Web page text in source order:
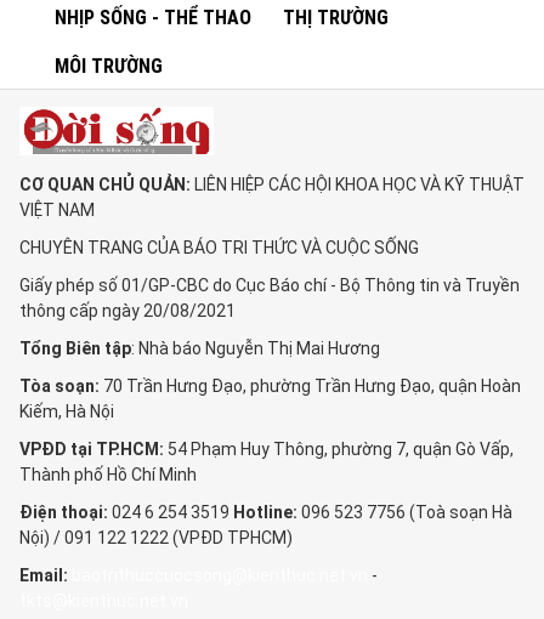
NHỊP SỐNG - THỂ THAO THỊ TRƯỜNG
MÔI TRƯỜNG
CƠ QUAN CHỦ QUẢN: LIÊN HIỆP CÁC HỘI KHOA HỌC VÀ KỸ THUẬT
VIỆT NAM
CHUYÊN TRANG CỦA BÁO TRI THỨC VÀ CUỘC SỐNG
Giấy phép số 01/GP-CBC do Cục Báo chí - Bộ Thông tin và Truyền
thông cấp ngày 20/08/2021
Tổng Biên tập: Nhà báo Nguyễn Thị Mai Hương
Tòa soạn: 70 Trần Hưng Đạo, phường Trần Hưng Đạo, quận Hoàn
Kiếm, Hà Nội
VPĐD tại TP.HCM: 54 Phạm Huy Thông, phường 7, quận Gò Vấp,
Thành phố Hồ Chí Minh
Điện thoại: 024 6 254 3519 Hotline: 096 523 7756 (Toà soạn Hà
Nội) / 091 122 1222 (VPĐD TPHCM)
Email:
-